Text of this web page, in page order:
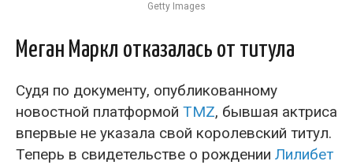
Getty Images
Меган Маркл отказалась от титула
Судя по документу, опубликованному
новостной платформой TMZ, бывшая актриса
впервые не указала свой королевский титул.
Теперь в свидетельстве о рождении Лилибет